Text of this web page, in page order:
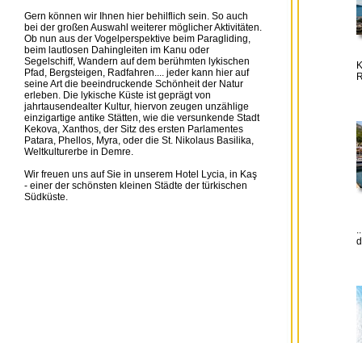
Gern können wir Ihnen hier behilflich sein. So auch
bei der großen Auswahl weiterer möglicher Aktivitäten.
Ob nun aus der Vogelperspektive beim Paragliding,
beim lautlosen Dahingleiten im Kanu oder
Segelschiff, Wandern auf dem berühmten lykischen
Pfad, Bergsteigen, Radfahren.... jeder kann hier auf
seine Art die beeindruckende Schönheit der Natur
erleben. Die lykische Küste ist geprägt von
jahrtausendealter Kultur, hiervon zeugen unzählige
einzigartige antike Stätten, wie die versunkende Stadt
Kekova, Xanthos, der Sitz des ersten Parlamentes
Patara, Phellos, Myra, oder die St. Nikolaus Basilika,
Weltkulturerbe in Demre.
Wir freuen uns auf Sie in unserem Hotel Lycia, in Kaş
- einer der schönsten kleinen Städte der türkischen
Südküste.